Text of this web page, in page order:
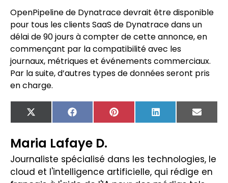
OpenPipeline de Dynatrace devrait être disponible
pour tous les clients SaaS de Dynatrace dans un
délai de 90 jours à compter de cette annonce, en
commençant par la compatibilité avec les
journaux, métriques et événements commerciaux.
Par la suite, d’autres types de données seront pris
en charge.
X
(Twitter)
FacebookPinterest LinkedIn Email
Maria Lafaye D.
Journaliste spécialisé dans les technologies, le
cloud et l'intelligence artificielle, qui rédige en